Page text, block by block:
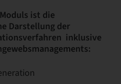
ist die
Darstellung der
inklusive